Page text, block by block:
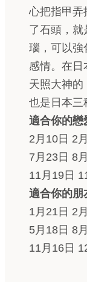
心把指甲弄
了石頭，就
瑙，可以強
感情。在日
天照大神的
也是日本三
適合你的戀
2月10日 2
7月23日 8
11月19日
適合你的朋
1月21日 2
5月18日 8
11月16日